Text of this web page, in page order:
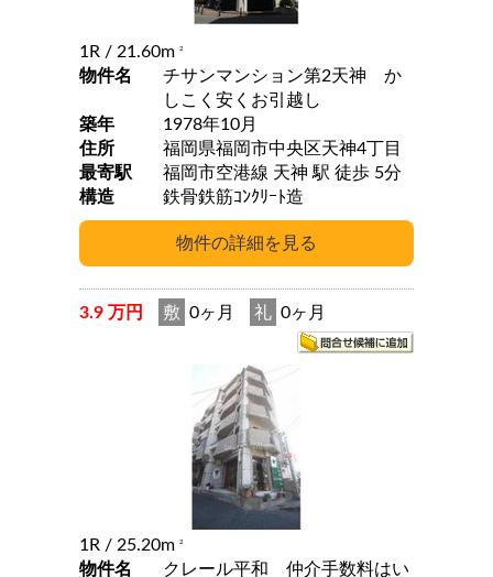
1R / 21.60m 2
物件名
チサンマンション第2天神 か
しこく安くお引越し
築年
1978年10月
住所
福岡県福岡市中央区天神4丁目
最寄駅
福岡市空港線 天神 駅 徒歩 5分
構造
鉄骨鉄筋ｺﾝｸﾘｰﾄ造
3.9 万円 敷 0ヶ月 礼 0ヶ月
1R / 25.20m 2
物件名
クレール平和 仲介手数料はい